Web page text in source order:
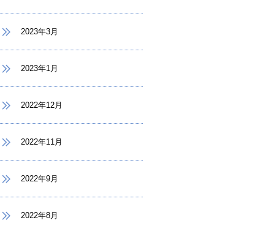
2023年3月
2023年1月
2022年12月
2022年11月
2022年9月
2022年8月